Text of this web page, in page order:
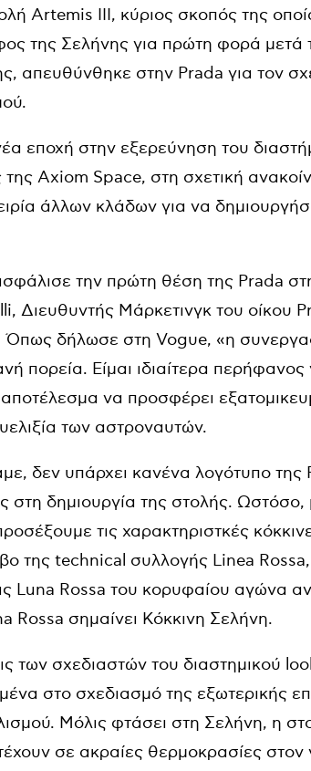
Artemis III, κύριος σκοπός της
της Σελήνης για πρώτη φορά μετά
απευθύνθηκε στην Prada για τον
εποχή στην εξερεύνηση του
Axiom Space, στη σχετική
άλλων κλάδων για να
την πρώτη θέση της Prada
Διευθυντής Μάρκετινγκ του οίκου
Όπως δήλωσε στη Vogυe, «η
πορεία. Είμαι ιδιαίτερα
να προσφέρει
των αστροναυτών.
δεν υπάρχει κανένα λογότυπο
στη δημιουργία της στολής.
τις χαρακτηριστκές
της technical συλλογής Linea
Luna Rossa του κορυφαίου αγώνα
Rossa σημαίνει Κόκκινη Σελήνη.
των σχεδιαστών του διαστημικού
στο σχεδιασμό της εξωτερικής
Μόλις φτάσει στη Σελήνη, η
σε ακραίες θερμοκρασίες στον